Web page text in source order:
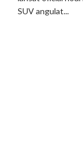
SUV angulat...